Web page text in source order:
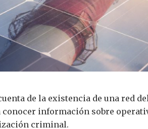
de la existencia de una red
conocer información sobre
criminal.